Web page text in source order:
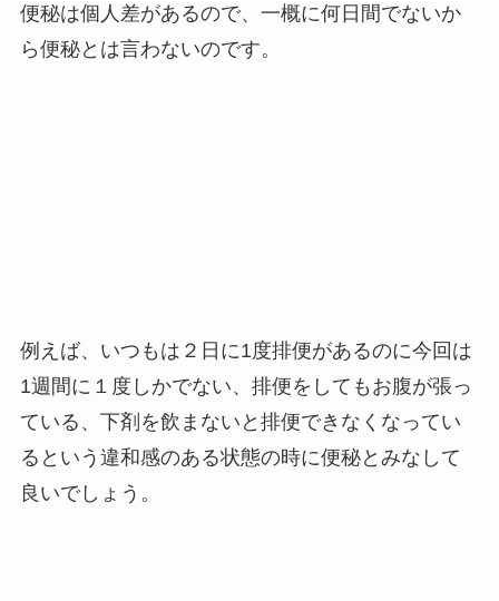
便秘は個人差があるので、一概に何日間でないか
ら便秘とは言わないのです。
例えば、いつもは２日に1度排便があるのに今回は
1週間に１度しかでない、排便をしてもお腹が張っ
ている、下剤を飲まないと排便できなくなってい
るという違和感のある状態の時に便秘とみなして
良いでしょう。